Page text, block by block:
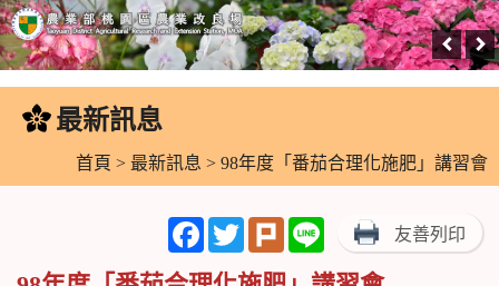
跳
內
最新訊息
首頁 > 最新訊息 > 98年度「番茄合理化施肥」講習會
FacebookTwitterPlurk Line 友善列印